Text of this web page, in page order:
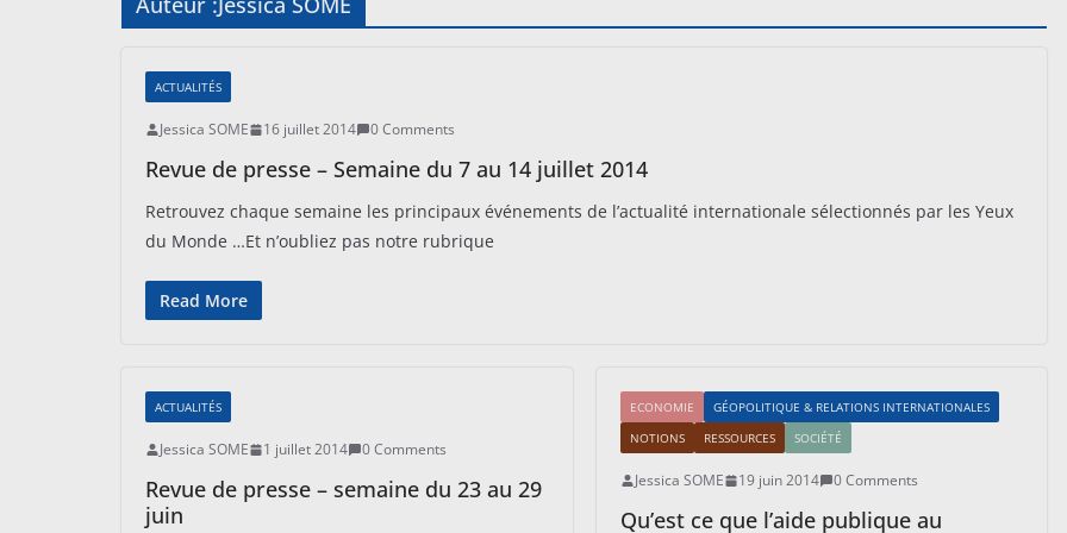
ACTUALITÉS
Jessica SOME 16 juillet 2014 0 Comments
Revue de presse – Semaine du 7 au 14 juillet 2014
Retrouvez chaque semaine les principaux événements de l’actualité internationale sélectionnés par les Yeux
du Monde …Et n’oubliez pas notre rubrique
Read More
ACTUALITÉS
Jessica SOME 1 juillet 2014 0 Comments
Revue de presse – semaine du 23 au 29
juin
ECONOMIE
GÉOPOLITIQUE & RELATIONS INTERNATIONALES
NOTIONS
RESSOURCES SOCIÉTÉ
Jessica SOME 19 juin 2014 0 Comments
Qu’est ce que l’aide publique au